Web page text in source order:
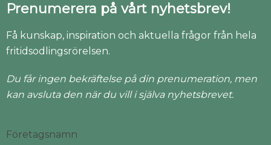
Prenumerera på vårt nyhetsbrev!
Få kunskap, inspiration och aktuella frågor från hela
fritidsodlingsrörelsen.
Du får ingen bekräftelse på din prenumeration, men
kan avsluta den när du vill i själva nyhetsbrevet.
Företagsnamn